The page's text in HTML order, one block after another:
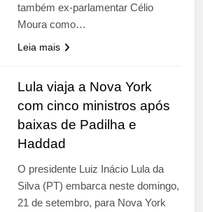
também ex-parlamentar Célio
Moura como…
Leia mais
Lula viaja a Nova York
com cinco ministros após
baixas de Padilha e
Haddad
O presidente Luiz Inácio Lula da
Silva (PT) embarca neste domingo,
21 de setembro, para Nova York